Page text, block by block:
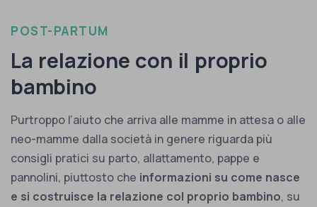
POST-PARTUM
La relazione con il proprio
bambino
Purtroppo l’aiuto che arriva alle mamme in attesa o alle
neo-mamme dalla società in genere riguarda più
consigli pratici su parto, allattamento, pappe e
pannolini, piuttosto che informazioni su come nasce
e si costruisce la relazione col proprio bambino, su